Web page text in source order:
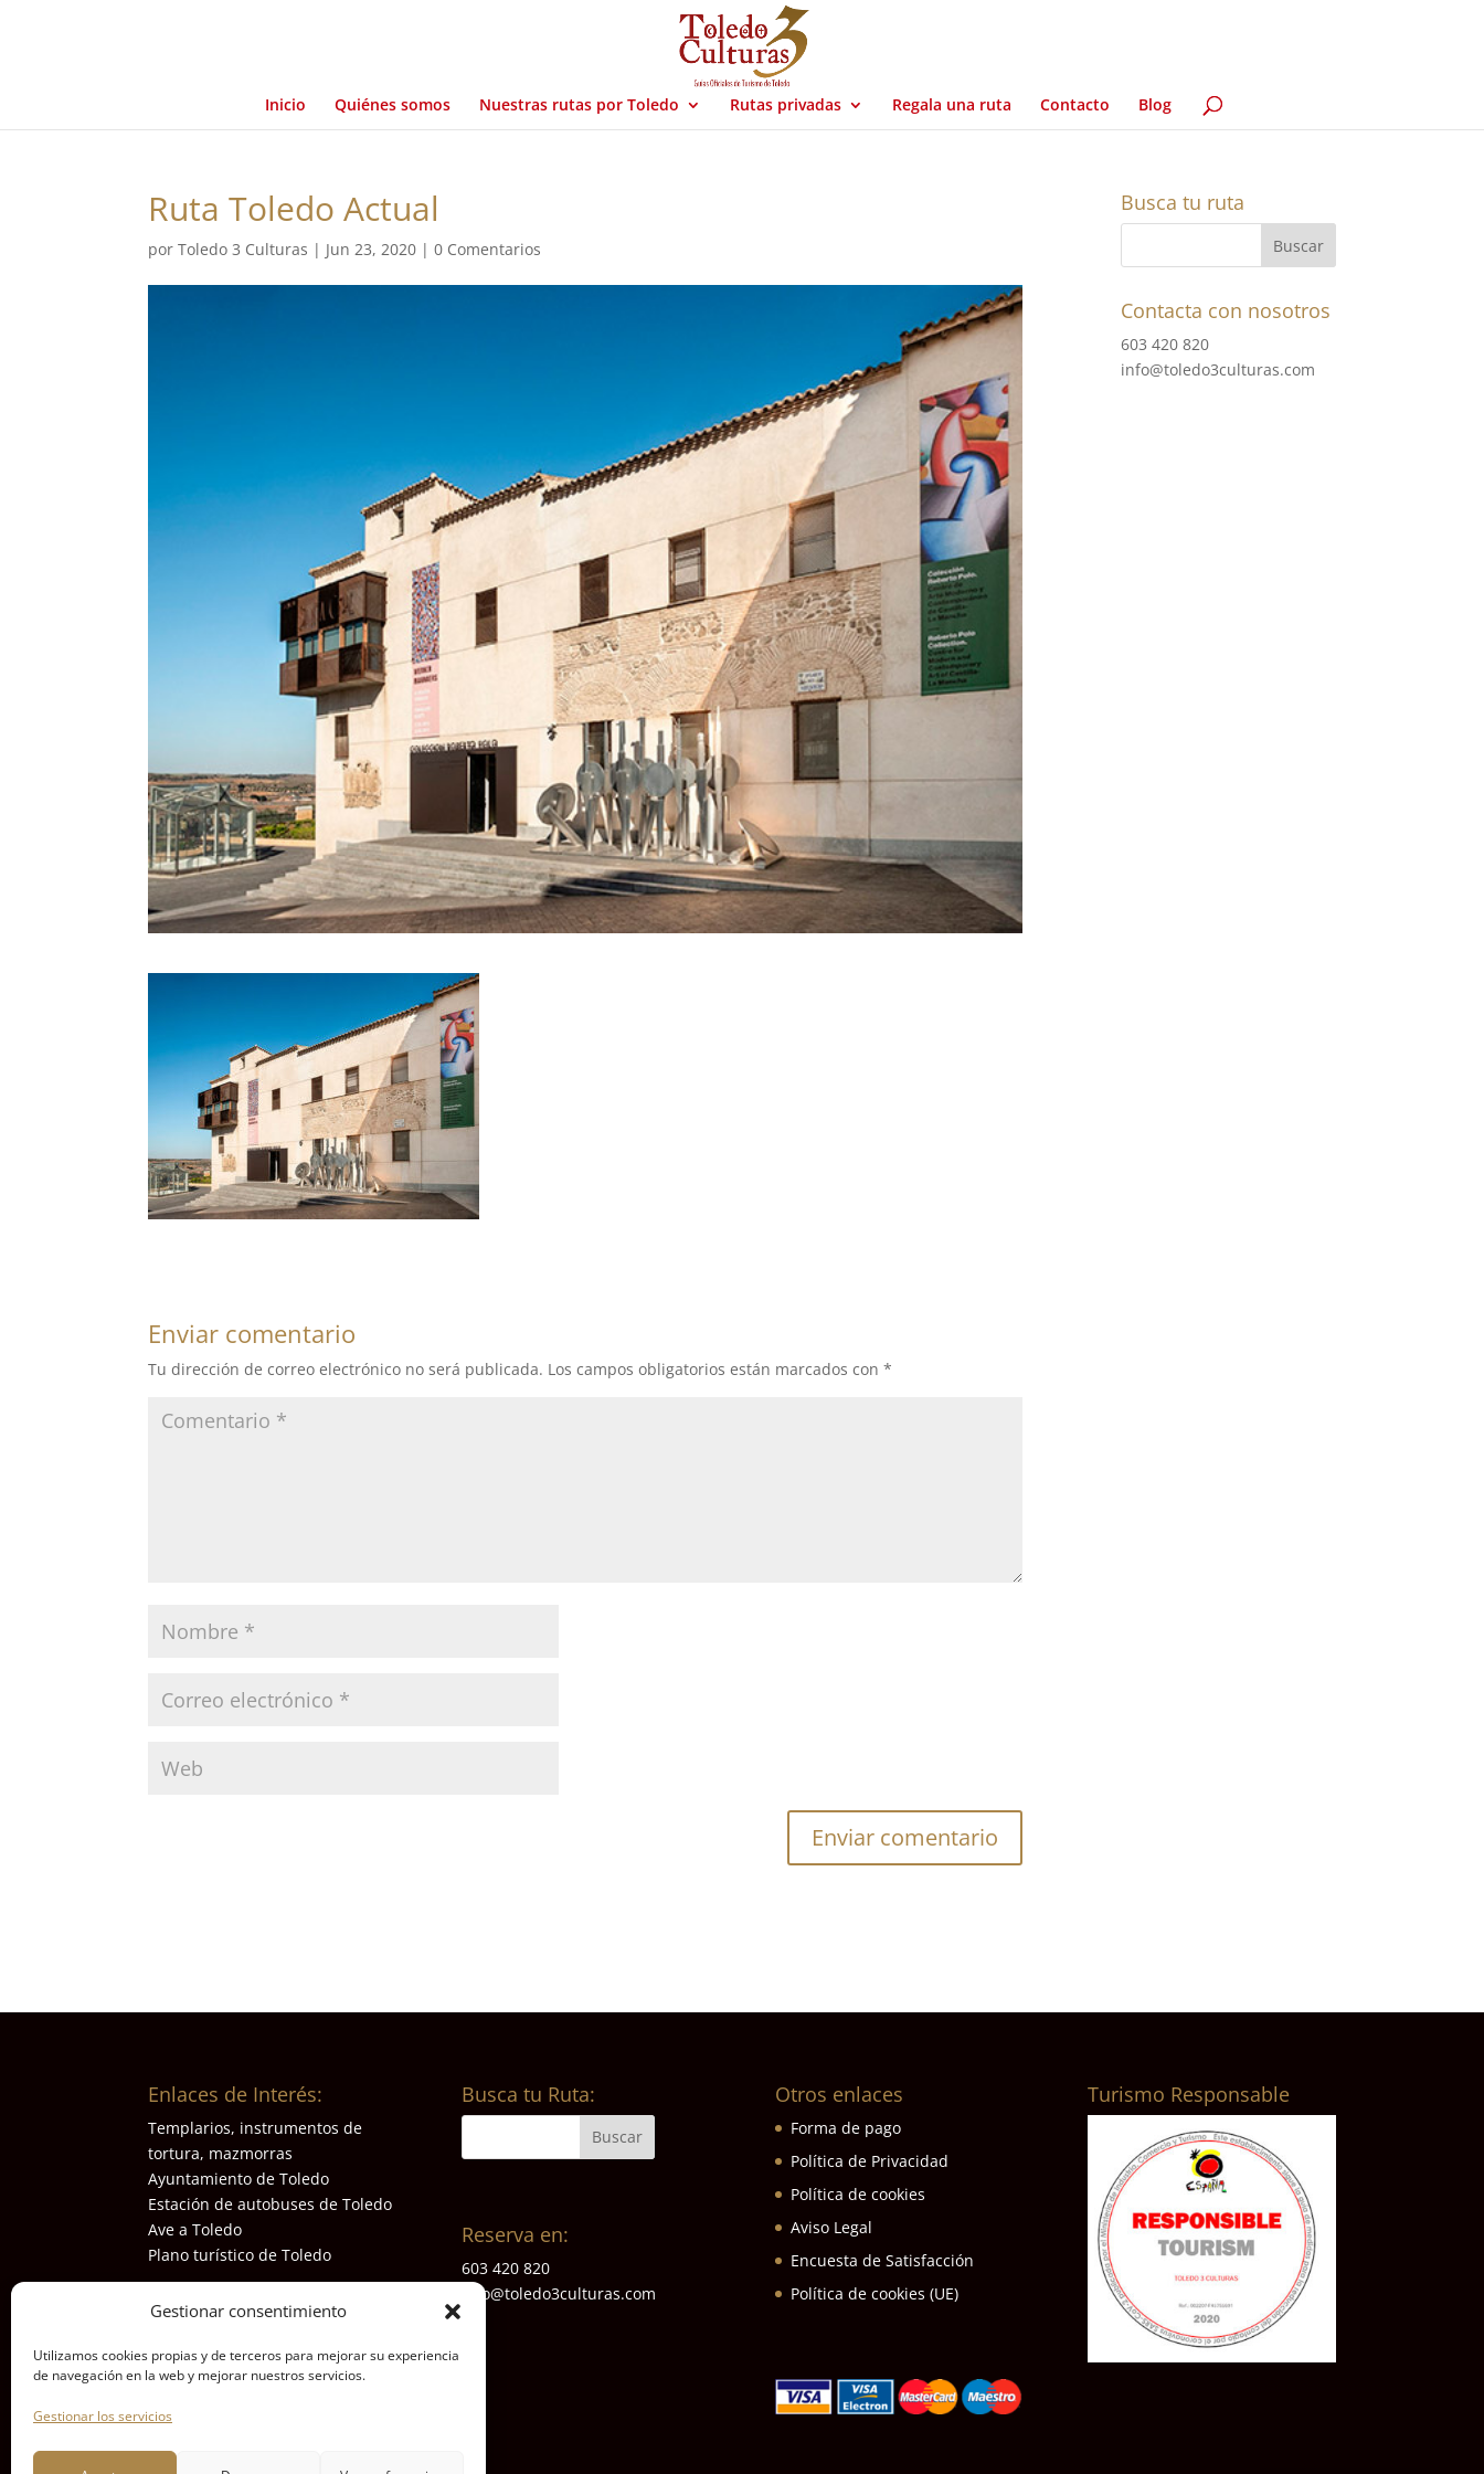
Gestionar consentimiento
Utilizamos cookies propias y de terceros para mejorar su experiencia
de navegación en la web y mejorar nuestros servicios.
Gestionar los servicios
Inicio Quiénes somos Nuestras rutas por Toledo Rutas privadas Regala una ruta Contacto Blog
Ruta Toledo Actual
porToledo 3 Culturas | Jun 23, 2020 |0 Comentarios
Enviar comentario
Tu dirección de correo electrónico no será publicada. Los campos obligatorios están marcados con*
Busca tu ruta
Contacta con nosotros
603 420 820
info@toledo3culturas.com
Enlaces de Interés:
Templarios, instrumentos de
tortura, mazmorras
Ayuntamiento de Toledo
Estación de autobuses de Toledo
Ave a Toledo
Plano turístico de Toledo
Busca tu Ruta:
Reserva en:
603 420 820
info@toledo3culturas.com
Otros enlaces
Forma de pago
Política de Privacidad
Política de cookies
Aviso Legal
Encuesta de Satisfacción
Política de cookies (UE)
Turismo Responsable